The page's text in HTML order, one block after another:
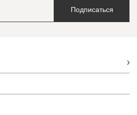
Подписаться